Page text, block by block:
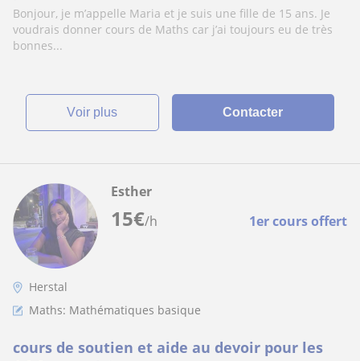
Bonjour, je m’appelle Maria et je suis une fille de 15 ans. Je
voudrais donner cours de Maths car j’ai toujours eu de très
bonnes...
voir plus Contacter
15€/h 1er cours offert
Esther
Herstal
Maths: Mathématiques basique
cours de soutien et aide au devoir pour les